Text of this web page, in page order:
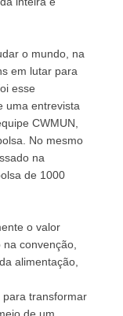
o mundo, na
em lutar para
esse
uma entrevista
CWMUN,
No mesmo
na
de 1000
o valor
convenção,
alimentação,
para transformar